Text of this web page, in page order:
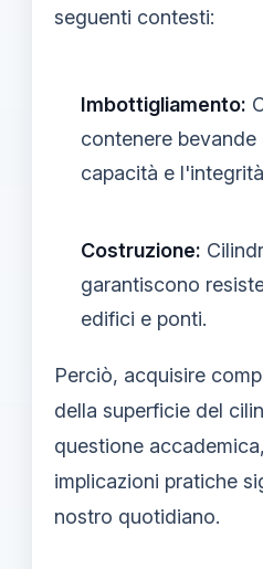
seguenti contesti:
Imbottigliamento:
contenere
capacità e
Costruzione:
garantiscono
edifici e ponti.
Perciò, acquisire
della superficie del
questione
implicazioni pratiche
nostro quotidiano.